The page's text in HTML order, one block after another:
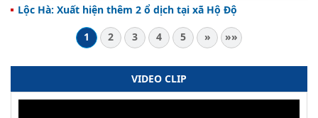
Lộc Hà: Xuất hiện thêm 2 ổ dịch tại xã Hộ Độ
1
2 3 4 5 » »»
VIDEO CLIP